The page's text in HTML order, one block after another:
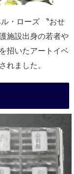
・ローズ 〝おせ
施設出身の若者や
招いたアートイベ
れました。